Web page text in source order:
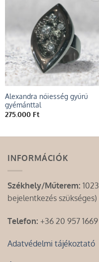
Alexandra nőiesség gyűrű
gyémánttal
275.000 Ft
INFORMÁCIÓK
Székhely/Műterem:
bejelentkezés szükséges)
Telefon: +36 20 957 1669
Adatvédelmi tájékoztató